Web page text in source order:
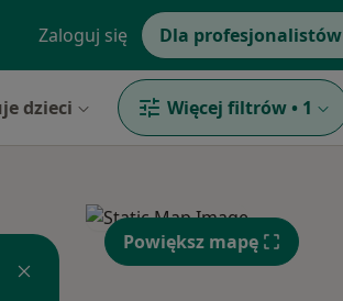
Zaloguj się Dla profesjonalistów
dzieci Więcej filtrów • 1
Powiększ mapę